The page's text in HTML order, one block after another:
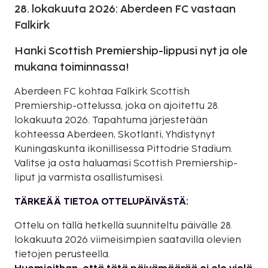
28. lokakuuta 2026: Aberdeen FC vastaan
Falkirk
Hanki Scottish Premiership-lippusi nyt ja ole
mukana toiminnassa!
Aberdeen FC kohtaa Falkirk Scottish
Premiership-ottelussa, joka on ajoitettu 28.
lokakuuta 2026. Tapahtuma järjestetään
kohteessa Aberdeen, Skotlanti, Yhdistynyt
Kuningaskunta ikonillisessa Pittodrie Stadium.
Valitse ja osta haluamasi Scottish Premiership-
liput ja varmista osallistumisesi.
TÄRKEÄÄ TIETOA OTTELUPÄIVÄSTÄ:
Ottelu on tällä hetkellä suunniteltu päivälle 28.
lokakuuta 2026 viimeisimpien saatavilla olevien
tietojen perusteella.